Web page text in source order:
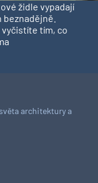
židle vypadají
tím, co
architektury a